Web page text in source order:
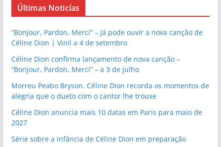
Últimas Noticías
“Bonjour, Pardon, Merci” – Já pode ouvir a nova canção de
Céline Dion | Vinil a 4 de setembro
Céline Dion confirma lançamento de nova canção –
“Bonjour, Pardon, Merci” – a 3 de julho
Morreu Peabo Bryson. Céline Dion recorda os momentos de
alegria que o dueto com o cantor lhe trouxe
Céline Dion anuncia mais 10 datas em Paris para maio de
2027
Série sobre a infância de Céline Dion em preparação